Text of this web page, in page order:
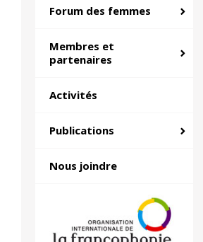
Forum des femmes
Membres et
partenaires
Activités
Publications
Nous joindre